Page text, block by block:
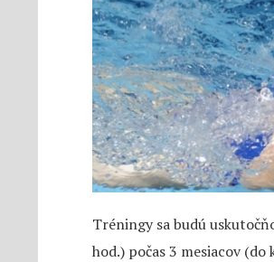
Tréningy sa budú
hod.) počas 3 mesiacov